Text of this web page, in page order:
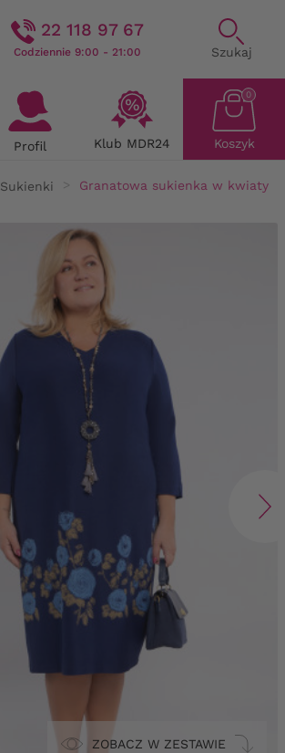
22 118 97 67
Codziennie 9:00 - 21:00 Szukaj
Profil Klub MDR24 Koszyk
0
Sukienki Granatowa sukienka w kwiaty
ZOBACZ W ZESTAWIE